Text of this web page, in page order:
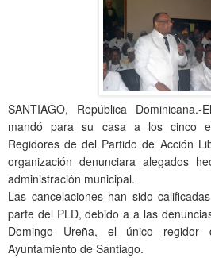
SANTIAGO, República
mandó para su casa a los cinco
Regidores de del Partido de Acción
organización denunciara alegados
administración municipal.
Las cancelaciones han sido
parte del PLD, debido a a las
Domingo Ureña, el único
Ayuntamiento de Santiago.